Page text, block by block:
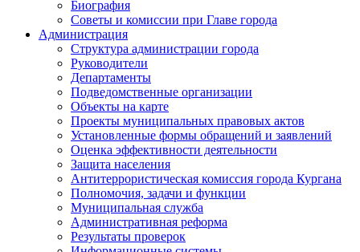
Биография
Советы и комиссии при Главе города
Администрация
Структура администрации города
Руководители
Департаменты
Подведомственные организации
Объекты на карте
Проекты муниципальных правовых актов
Установленные формы обращений и заявлений
Оценка эффективности деятельности
Защита населения
Антитеррористическая комиссия города Кургана
Полномочия, задачи и функции
Муниципальная служба
Административная реформа
Результаты проверок